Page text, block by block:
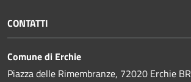
CONTATTI
Comune di Erchie
Piazza delle Rimembranze, 72020 Erchie BR